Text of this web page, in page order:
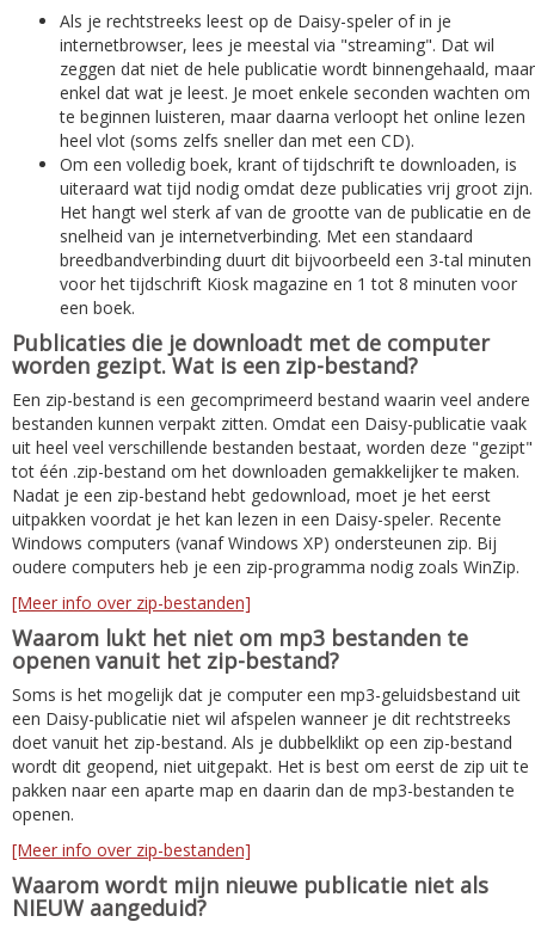
Als je rechtstreeks leest op de Daisy-speler of in je
internetbrowser, lees je meestal via "streaming". Dat wil
zeggen dat niet de hele publicatie wordt binnengehaald, maar
enkel dat wat je leest. Je moet enkele seconden wachten om
te beginnen luisteren, maar daarna verloopt het online lezen
heel vlot (soms zelfs sneller dan met een CD).
Om een volledig boek, krant of tijdschrift te downloaden, is
uiteraard wat tijd nodig omdat deze publicaties vrij groot zijn.
Het hangt wel sterk af van de grootte van de publicatie en de
snelheid van je internetverbinding. Met een standaard
breedbandverbinding duurt dit bijvoorbeeld een 3-tal minuten
voor het tijdschrift Kiosk magazine en 1 tot 8 minuten voor
een boek.
Publicaties die je downloadt met de computer
worden gezipt. Wat is een zip-bestand?
Een zip-bestand is een gecomprimeerd bestand waarin veel andere
bestanden kunnen verpakt zitten. Omdat een Daisy-publicatie vaak
uit heel veel verschillende bestanden bestaat, worden deze "gezipt"
tot één .zip-bestand om het downloaden gemakkelijker te maken.
Nadat je een zip-bestand hebt gedownload, moet je het eerst
uitpakken voordat je het kan lezen in een Daisy-speler. Recente
Windows computers (vanaf Windows XP) ondersteunen zip. Bij
oudere computers heb je een zip-programma nodig zoals WinZip.
[Meer info over zip-bestanden]
Waarom lukt het niet om mp3 bestanden te
openen vanuit het zip-bestand?
Soms is het mogelijk dat je computer een mp3-geluidsbestand uit
een Daisy-publicatie niet wil afspelen wanneer je dit rechtstreeks
doet vanuit het zip-bestand. Als je dubbelklikt op een zip-bestand
wordt dit geopend, niet uitgepakt. Het is best om eerst de zip uit te
pakken naar een aparte map en daarin dan de mp3-bestanden te
openen.
[Meer info over zip-bestanden]
Waarom wordt mijn nieuwe publicatie niet als
NIEUW aangeduid?